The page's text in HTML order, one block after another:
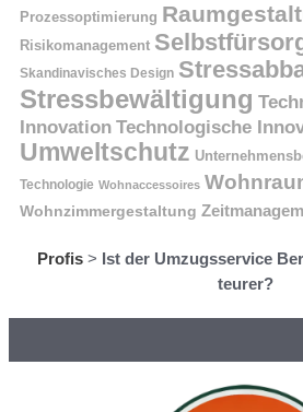
Prozessoptimierung
Risikomanagement
Skandinavisches Design
Stressbewältigung
Innovation Technologische
Umweltschutz
Technologie Wohnaccessoires
Wohnzimmergestaltung
Profis> Ist der Umzugsservice
teurer?